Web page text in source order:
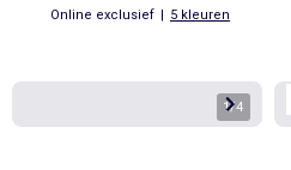
Online exclusief | 5 kleuren
1/4